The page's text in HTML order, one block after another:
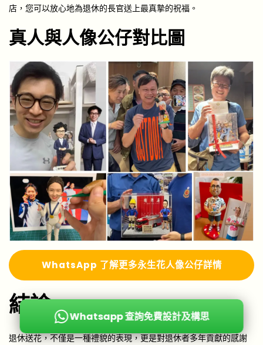
Whatsapp 查詢免費設計及構思
店，您可以放心地為退休的長官送上最真摯的祝福。
真人與人像公仔對比圖
WhatsApp 了解更多永生花人像公仔詳情
結論
退休送花，不僅是一種禮貌的表現，更是對退休者多年貢獻的感謝